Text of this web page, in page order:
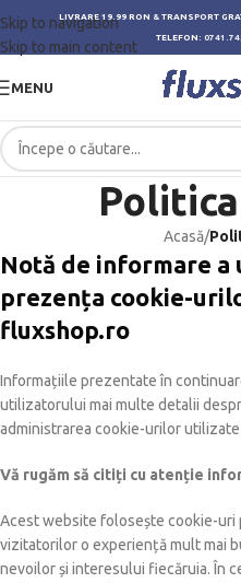
Skip to navigation
Skip to main content
LIVRARE 19.99 RON & TRANSPORT
TELEFON:
MENU
Acasă/
Notă de informare
prezența cookie-
fluxshop.ro
Informațiile prezentate în
utilizatorului mai multe detalii
administrarea cookie-urilor
Vă rugăm să citiți cu atenție
Acest website folosește cookie-uri
vizitatorilor o experiență mult mai
nevoilor și interesului fiecăruia. În